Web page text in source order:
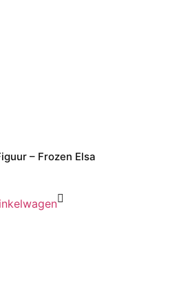
– Frozen Elsa